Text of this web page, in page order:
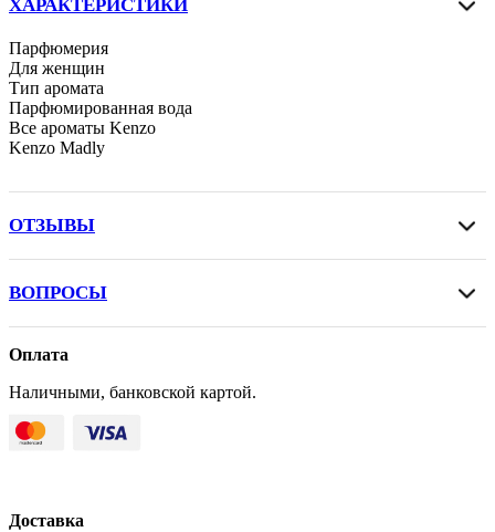
ХАРАКТЕРИСТИКИ
Парфюмерия
Для женщин
Тип аромата
Парфюмированная вода
Все ароматы Kenzo
Kenzo Madly
ОТЗЫВЫ
ВОПРОСЫ
Оплата
Наличными, банковской картой.
Доставка